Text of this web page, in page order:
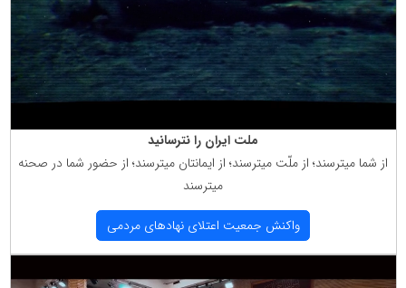
ملت ایران را نترسانید
از شما میترسند؛ از ملّت میترسند؛ از ایمانتان میترسند؛ از حضور شما در صحنه
میترسند
واكنش جمعیت اعتلای نهادهای مردمی